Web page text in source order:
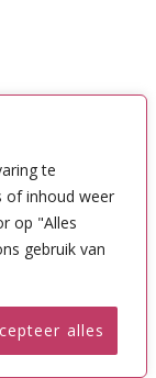
te
of inhoud weer
op "Alles
gebruik van
alles
jij iets via zo’n